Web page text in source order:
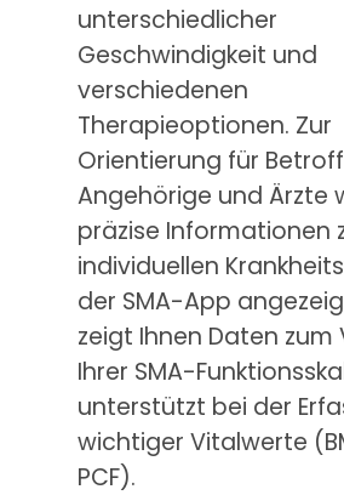
unterschiedlicher
Geschwindigkeit und
verschiedenen
Therapieoptionen. Zur
Orientierung für
Angehörige und Ärzte
präzise Informationen
individuellen
der SMA-App
zeigt Ihnen Daten zum
Ihrer SMA-
unterstützt bei der
wichtiger Vitalwerte
PCF).